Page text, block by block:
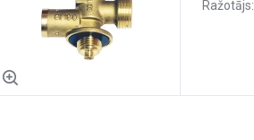
Ražotājs: